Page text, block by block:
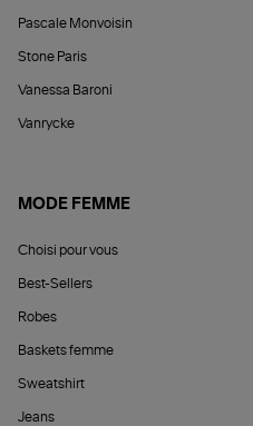
Pascale Monvoisin
Stone Paris
Vanessa Baroni
Vanrycke
MODE FEMME
Choisi pour vous
Best-Sellers
Robes
Baskets femme
Sweatshirt
Jeans